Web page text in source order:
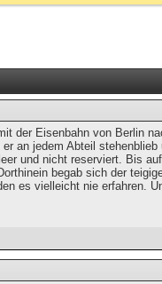
der Eisenbahn von Berlin
an jedem Abteil
und nicht reserviert. Bis
begab sich der
es vielleicht nie erfahren.